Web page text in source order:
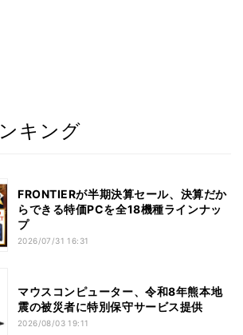
キング
FRONTIERが半期決算セール、決算だか
らできる特価PCを全18機種ラインナッ
プ
2026/07/31 16:31
マウスコンピューター、令和8年熊本地
震の被災者に特別保守サービス提供
2026/08/03 19:11